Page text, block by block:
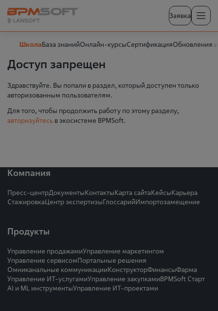
Заявка
ШколаБаза знанийОнлайн-курсыСертификацияОбновления
Доступ запрещен
Здравствуйте. Вы попали в раздел, который доступен только
авторизованным пользователям.
Для того, чтобы продолжить работу по этому разделу,
авторизуйтесь в экосистеме BPMSoft.
Компания
Пресс-центрДокументыКонтактыКарта сайтаКейсыКарьера
СтажировкаЦентр экспертизыГлоссарийИмпортозамещение
Продукты
Управление продажамиУправление маркетингом
Управление сервисомПортальные решения
Омниканальные коммуникацииКонструкторФинансыФарма
Управление ИТ-услугамиУправление закупкамиBPMSoft Старт
AI и ML инструментыУправление ИТ-проектами